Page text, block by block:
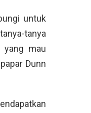
untuk
tanya
yang mau
Dunn